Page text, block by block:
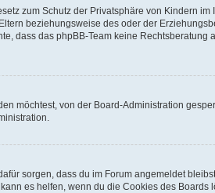
zum Schutz der Privatsphäre von Kindern
beziehungsweise des oder der
dass das phpBB-Team keine
möchtest, von der Board-Administration
sorgen, dass du im Forum angemeldet
es helfen, wenn du die Cookies des Boards